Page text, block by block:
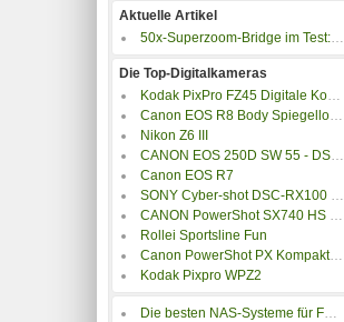
Aktuelle Artikel
50x-Superzoom-Bridge im Test: Sony DSC-HX400V
Die Top-Digitalkameras
Kodak PixPro FZ45 Digitale Kompaktkamera rot
Canon EOS R8 Body Spiegellose Systemkameras, 7,5 cm Display, Wlan
Nikon Z6 III
CANON EOS 250D SW 55 - DSLR, EOS 250D, EF-S 18-55 IS, schwarz
Canon EOS R7
SONY Cyber-shot DSC-RX100 VII Premium Kompakt Black Digitalkamera DSCRX100M7CE3
CANON PowerShot SX740 HS Kompaktkamera 20,3 MP 1/2.3 Cmos 5184 x 3888 Pixel Silber
Rollei Sportsline Fun
Canon PowerShot PX Kompaktkamera Weiß, , 3x opt. Zoom, Nein, Wlan
Kodak Pixpro WPZ2
Die besten NAS-Systeme für Fotos